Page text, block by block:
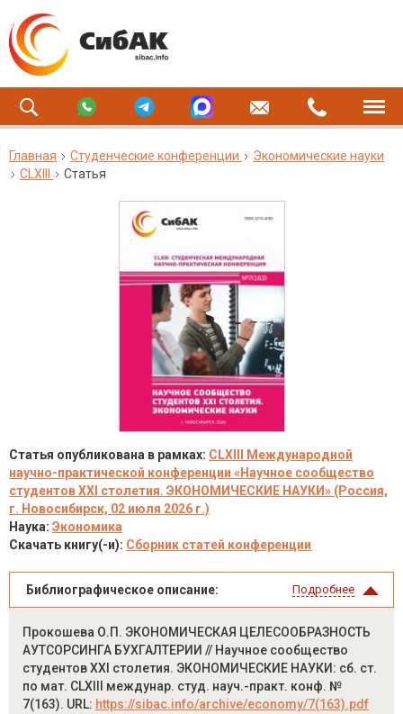
Главная Студенческие конференции
Экономические науки
CLXIII
Статья
Статья опубликована в рамках: CLXIII Международной
научно-практической конференции «Научное сообщество
студентов XXI столетия. ЭКОНОМИЧЕСКИЕ НАУКИ» (Россия,
г. Новосибирск, 02 июля 2026 г.)
Наука: Экономика
Скачать книгу(-и): Сборник статей конференции
Библиографическое описание: Подробнее
Прокошева О.П. ЭКОНОМИЧЕСКАЯ ЦЕЛЕСООБРАЗНОСТЬ
АУТСОРСИНГА БУХГАЛТЕРИИ // Научное сообщество
студентов XXI столетия. ЭКОНОМИЧЕСКИЕ НАУКИ: сб. ст.
по мат. CLXIII междунар. студ. науч.-практ. конф. №
7(163). URL: https://sibac.info/archive/economy/7(163).pdf